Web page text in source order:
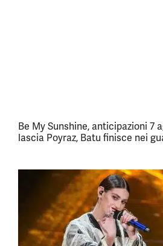
Be My Sunshine, anticipazioni 7
lascia Poyraz, Batu finisce nei